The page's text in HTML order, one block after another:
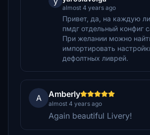
almost 4 years ago
Привет, да, на каждую
пмдг отдельный конфиг
При желании можно
импортировать
дефолтных ливрей.
A Amberly
almost 4 years ago
Again beautiful Livery!